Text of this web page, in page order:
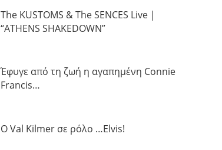
The KUSTOMS & The SENCES Live |
“ATHENS SHAKEDOWN”
Έφυγε από τη ζωή η αγαπημένη Connie
Francis…
Ο Val Kilmer σε ρόλο …Elvis!